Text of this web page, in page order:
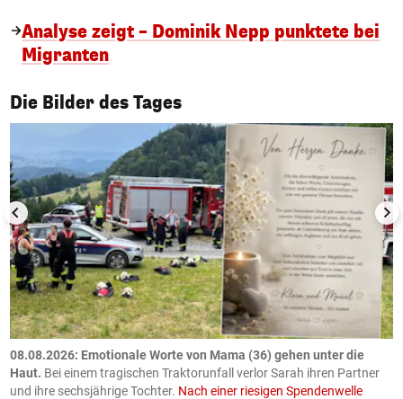
Analyse zeigt – Dominik Nepp punktete bei
Migranten
Die Bilder des Tages
1/50
08.08.2026: Emotionale Worte von Mama (36) gehen unter die
Haut. Bei einem tragischen Traktorunfall verlor Sarah ihren Partner
und ihre sechsjährige Tochter. Nach einer riesigen Spendenwelle